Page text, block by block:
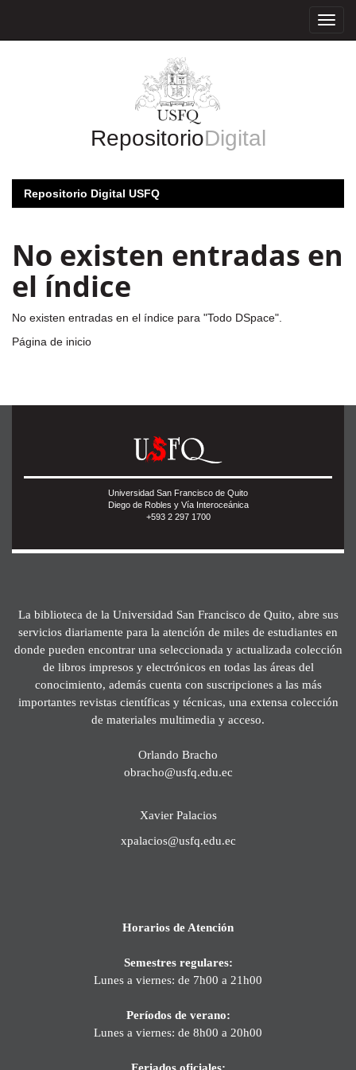
RepositorioDigital
Repositorio Digital USFQ
No existen entradas en
el índice
No existen entradas en el índice para "Todo DSpace".
Página de inicio
Universidad San Francisco de Quito
Diego de Robles y Vía Interoceánica
+593 2 297 1700
La biblioteca de la Universidad San Francisco de Quito, abre sus
servicios diariamente para la atención de miles de estudiantes en
donde pueden encontrar una seleccionada y actualizada colección
de libros impresos y electrónicos en todas las áreas del
conocimiento, además cuenta con suscripciones a las más
importantes revistas científicas y técnicas, una extensa colección
de materiales multimedia y acceso.
Orlando Bracho
obracho@usfq.edu.ec
Xavier Palacios
xpalacios@usfq.edu.ec
Horarios de Atención
Semestres regulares:
Lunes a viernes: de 7h00 a 21h00
Períodos de verano:
Lunes a viernes: de 8h00 a 20h00
Feriados oficiales: